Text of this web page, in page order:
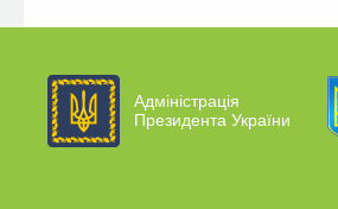
Адміністрація
Президента України